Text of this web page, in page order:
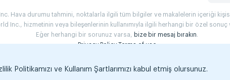
Hava durumu tahmini, noktalarla ilgili tüm bilgiler ve makalelerin içeriği
Inc., hizmetinin veya bileşenlerinin kullanımıyla ilgili herhangi bir özel
Eğer herhangi bir sorunuz varsa, bize bir mesaj bırakın.
Privacy Policy Terms of use
Politikamızı ve Kullanım Şartlarımızı kabul etmiş olursunuz.